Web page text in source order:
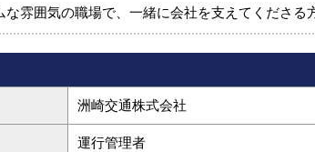
な雰囲気の職場で、一緒に会社を支えてくださる
洲崎交通株式会社
運行管理者